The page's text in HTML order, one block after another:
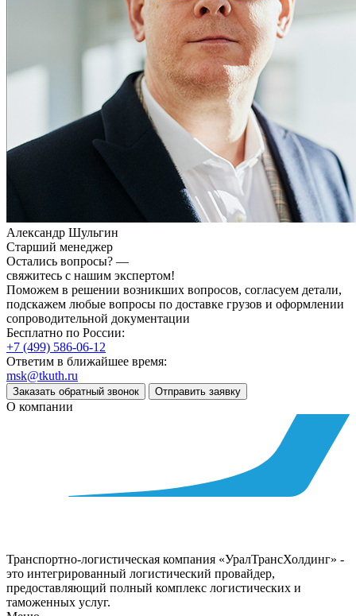
Александр Шульгин
Старший менеджер
Остались вопросы? —
свяжитесь с нашим экспертом!
Поможем в решении возникших вопросов, согласуем детали,
подскажем любые вопросы по доставке грузов и оформлении
сопроводительной документации
Бесплатно по России:
+7 (499) 586-06-12
Ответим в ближайшее время:
msk@tkuth.ru
Заказать обратный звонок Отправить заявку
О компании
Транспортно-логистическая компания «УралТрансХолдинг» -
это интегрированный логистический провайдер,
предоставляющий полный комплекс логистических и
таможенных услуг.